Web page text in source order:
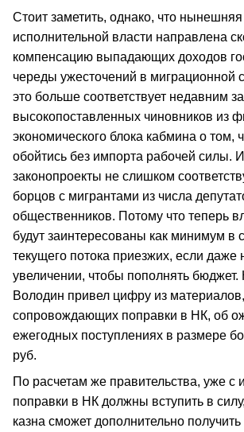
Стоит заметить, однако, что
исполнительной власти направлена
компенсацию выпадающих доходов
череды ужесточений в миграционной
это больше соответствует недавним
высокопоставленных чиновников из
экономического блока кабмина о том,
обойтись без импорта рабочей силы.
законопроекты не слишком
борцов с мигрантами из числа
общественников. Потому что теперь
будут заинтересованы как минимум в
текущего потока приезжих, если даже
увеличении, чтобы пополнять
Володин привел цифру из материалов,
сопровождающих поправки в НК, об
ежегодных поступлениях в размере
руб.
По расчетам же правительства, уже с
поправки в НК должны вступить в
казна сможет дополнительно